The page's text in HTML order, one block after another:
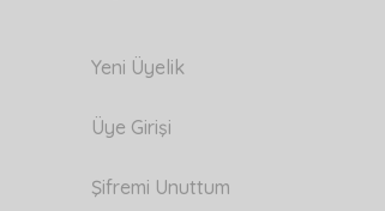
Yeni Üyelik
Üye Girişi
Şifremi Unuttum